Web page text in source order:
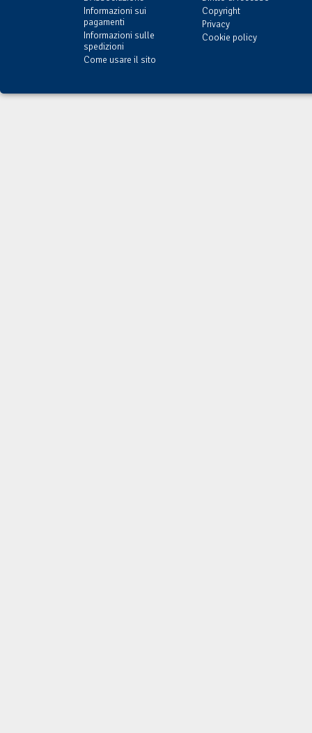
Informazioni sui
pagamenti
Informazioni sulle
spedizioni
Come usare il sito
Copyright
Privacy
Cookie policy